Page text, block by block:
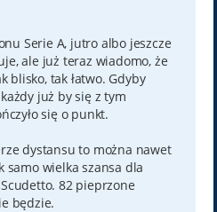
Serie A, jutro albo jeszcze
ale już teraz wiadomo, że
blisko, tak łatwo. Gdyby
już by się z tym
się o punkt.
dystansu to można nawet
samo wielka szansa dla
82 pieprzone
będzie.